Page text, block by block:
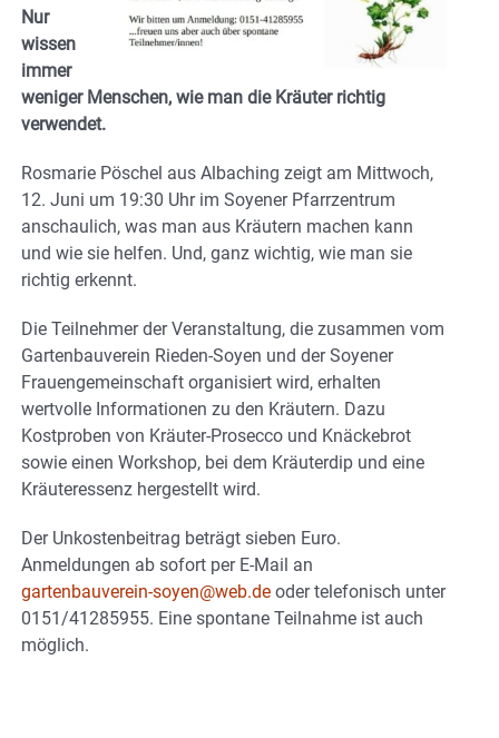
Nur
wissen
immer
weniger Menschen, wie man die Kräuter richtig
verwendet.
Rosmarie Pöschel aus Albaching zeigt am Mittwoch,
12. Juni um 19:30 Uhr im Soyener Pfarrzentrum
anschaulich, was man aus Kräutern machen kann
und wie sie helfen. Und, ganz wichtig, wie man sie
richtig erkennt.
Die Teilnehmer der Veranstaltung, die zusammen vom
Gartenbauverein Rieden-Soyen und der Soyener
Frauengemeinschaft organisiert wird, erhalten
wertvolle Informationen zu den Kräutern. Dazu
Kostproben von Kräuter-Prosecco und Knäckebrot
sowie einen Workshop, bei dem Kräuterdip und eine
Kräuteressenz hergestellt wird.
Der Unkostenbeitrag beträgt sieben Euro.
Anmeldungen ab sofort per E-Mail an
gartenbauverein-soyen@web.de oder telefonisch unter
0151/41285955. Eine spontane Teilnahme ist auch
möglich.